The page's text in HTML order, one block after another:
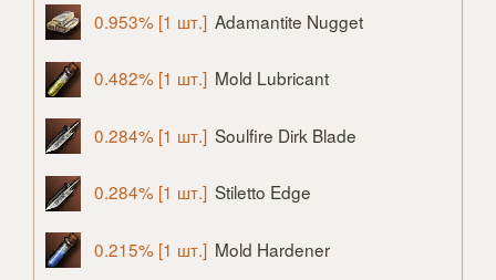
0.953% [1 шт.] Adamantite Nugget
0.482% [1 шт.] Mold Lubricant
0.284% [1 шт.] Soulfire Dirk Blade
0.284% [1 шт.] Stiletto Edge
0.215% [1 шт.] Mold Hardener